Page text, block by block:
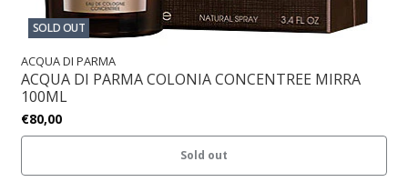
SOLD OUT
ACQUA DI PARMA
ACQUA DI PARMA COLONIA CONCENTREE MIRRA
100ML
€80,00
Sold out